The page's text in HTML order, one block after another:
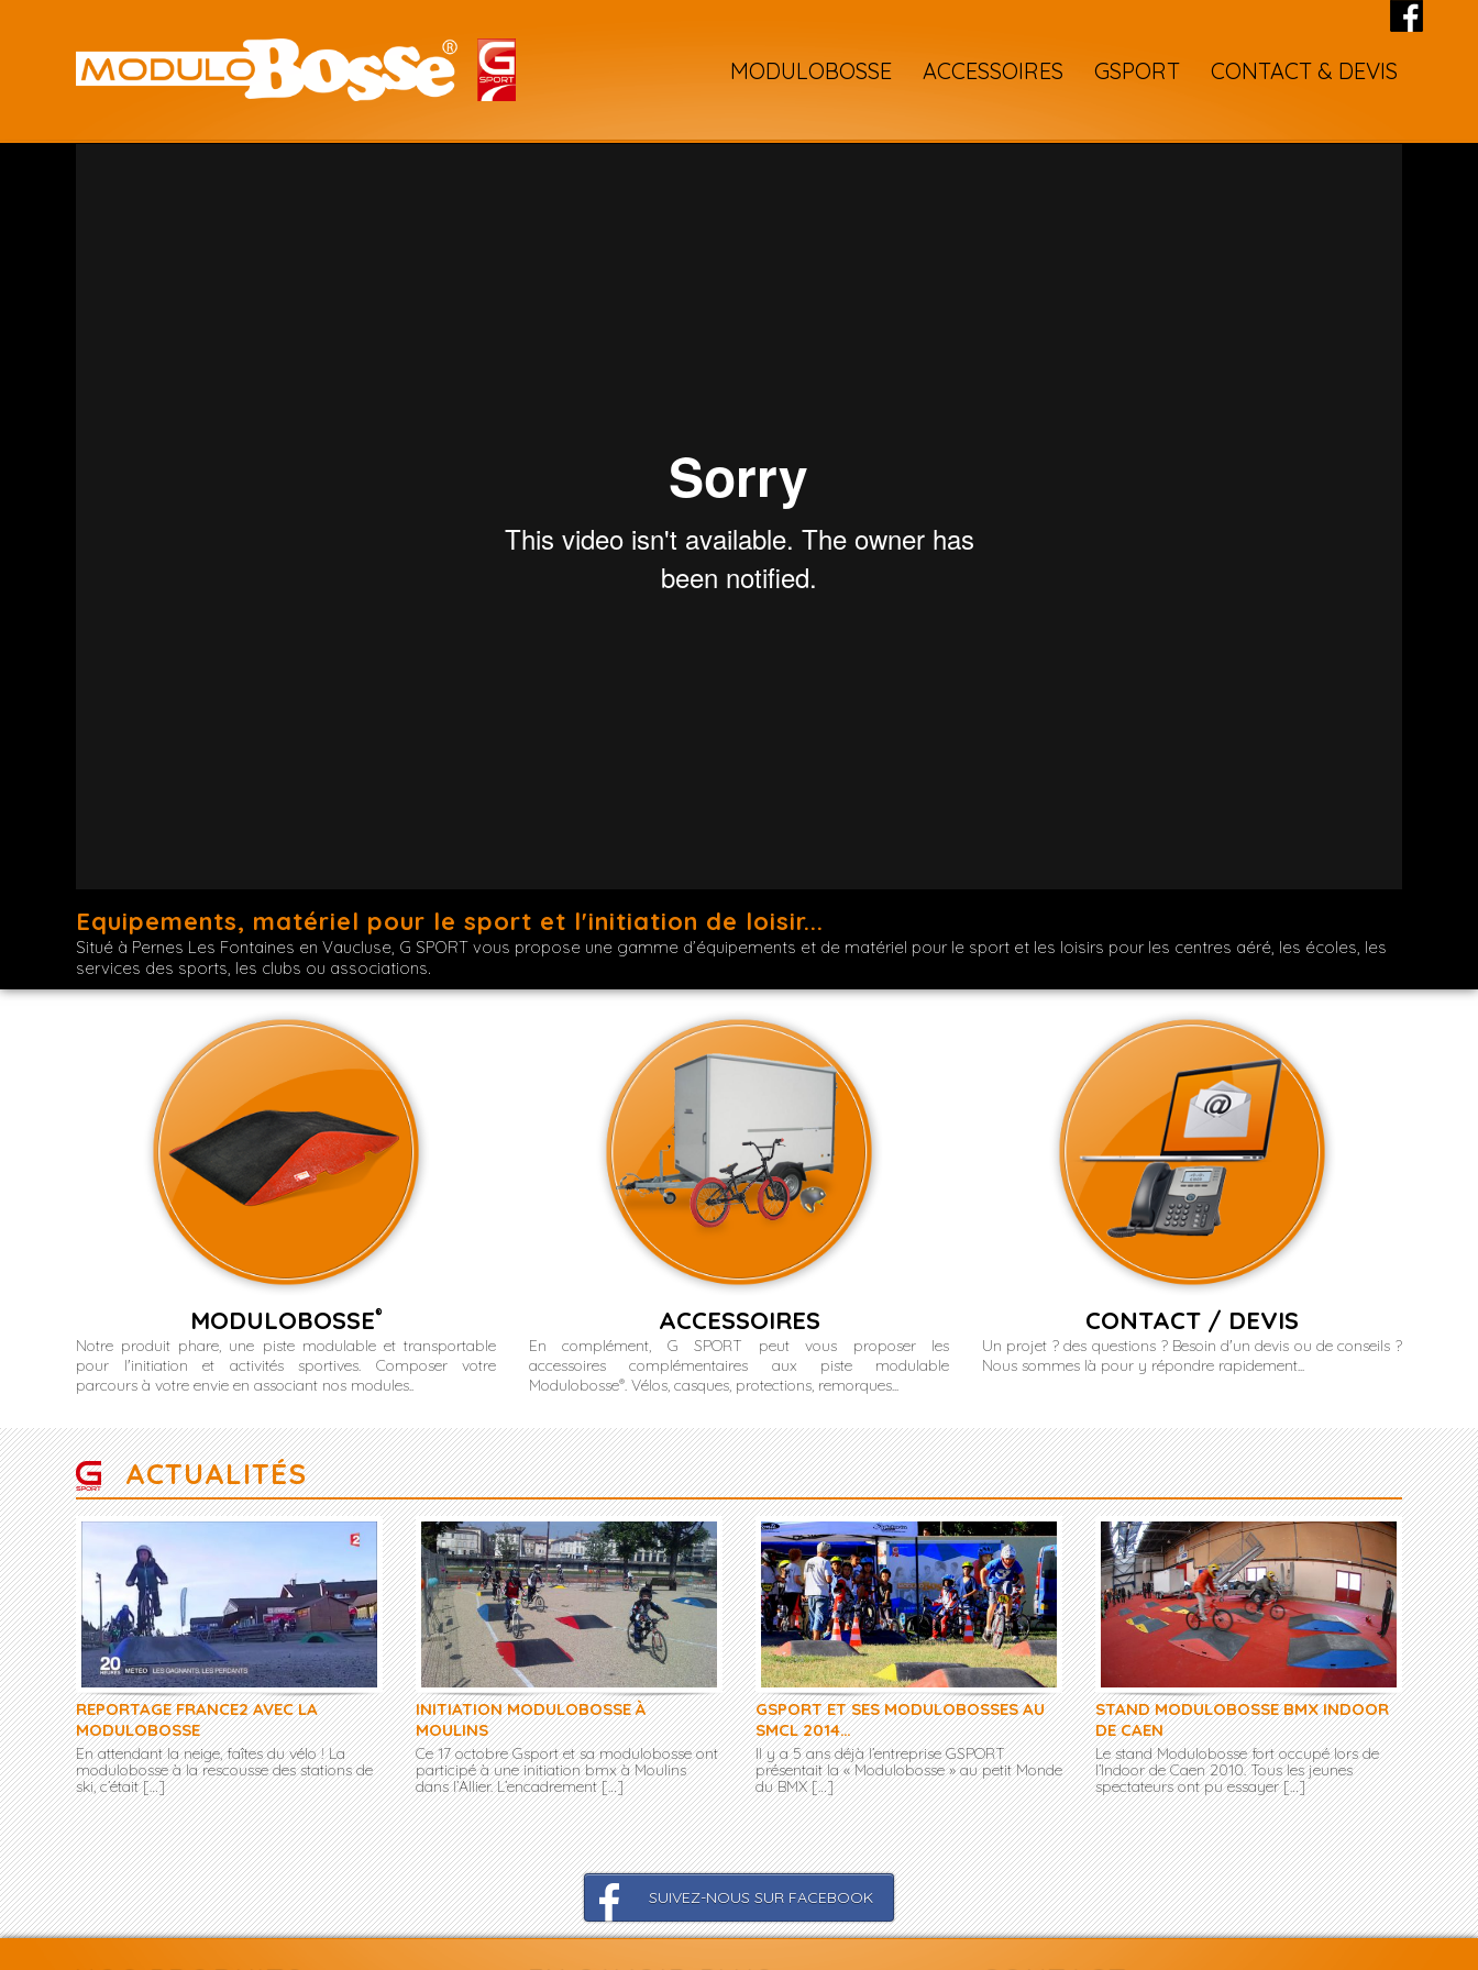
MODULOBOSSE ACCESSOIRES GSPORT CONTACT & DEVIS
Equipements, matériel pour le sport et l'initiation de loisir...
Situé à Pernes Les Fontaines en Vaucluse, G SPORT vous propose une gamme d’équipements et de matériel pour le sport et les loisirs pour les centres aéré, les écoles, les
services des sports, les clubs ou associations.
MODULOBOSSE®
Notre produit phare, une piste modulable et transportable
pour l'initiation et activités sportives. Composer votre
parcours à votre envie en associant nos modules..
ACCESSOIRES
En complément, G SPORT peut vous proposer les
accessoires complémentaires aux piste modulable
Modulobosse®. Vélos, casques, protections, remorques...
CONTACT / DEVIS
Un projet ? des questions ? Besoin d'un devis ou de conseils ?
Nous sommes là pour y répondre rapidement...
ACTUALITÉS
REPORTAGE FRANCE2 AVEC LA
MODULOBOSSE
En attendant la neige, faîtes du vélo ! La
modulobosse à la rescousse des stations de
ski, c’était […]
INITIATION MODULOBOSSE À
MOULINS
Ce 17 octobre Gsport et sa modulobosse ont
participé à une initiation bmx à Moulins
dans l’Allier. L’encadrement […]
GSPORT ET SES MODULOBOSSES AU
SMCL 2014…
Il y a 5 ans déjà l’entreprise GSPORT
présentait la « Modulobosse » au petit Monde
du BMX […]
STAND MODULOBOSSE BMX INDOOR
DE CAEN
Le stand Modulobosse fort occupé lors de
l’Indoor de Caen 2010. Tous les jeunes
spectateurs ont pu essayer […]
SUIVEZ-NOUS SUR FACEBOOK